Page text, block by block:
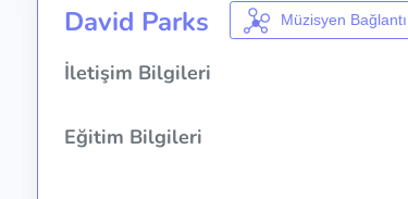
David Parks Müzisyen Bağlantı
İletişim Bilgileri
Eğitim Bilgileri